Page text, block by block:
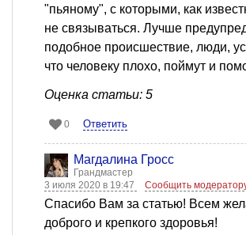
"пьяному", с которыми, как
не связываться. Лучше
подобное происшествие, люди,
что человеку плохо, поймут и
Оценка статьи: 5
0 Ответить
Магдалина Гросс
Грандмастер
3 июля 2020 в 19:47
Сообщить
Спасибо Вам за статью! Всем
доброго и крепкого здоровья!